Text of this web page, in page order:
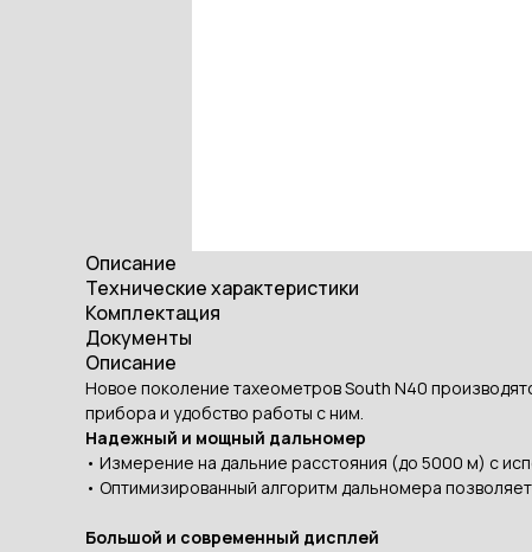
Описание
Технические характеристики
Комплектация
Документы
Описание
Новое поколение тахеометров South N40
прибора и удобство работы с ним.
Надежный и мощный дальномер
• Измерение на дальние расстояния (до 5000 м) с
• Оптимизированный алгоритм дальномера
Большой и современный дисплей